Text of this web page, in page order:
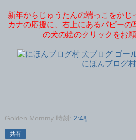
新年からじゅうたんの端っこをかじ
カナの応援に、右上にあるパピーの
の犬の絵のクリックをお願
にほんブログ村
Golden Mommy 時刻: 2:48
共有